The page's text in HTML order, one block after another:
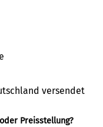
versendet
Preisstellung?